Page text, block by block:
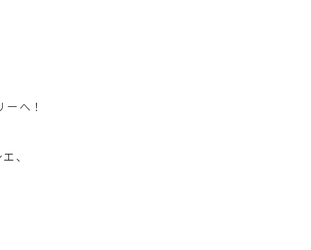
へ！
、